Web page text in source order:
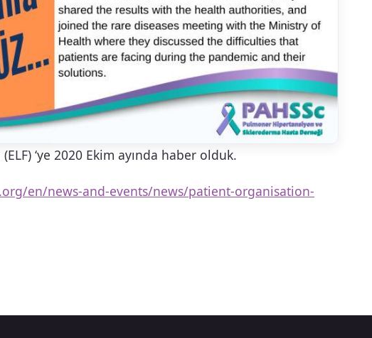
‘ye 2020 Ekim ayında haber olduk.
en/news-and-events/news/patient-organisation-